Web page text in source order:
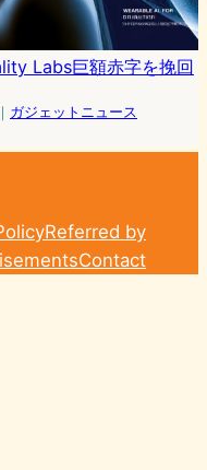
Labs巨額赤字を挽回
｜ ガジェットニュース
Referred by
Contact